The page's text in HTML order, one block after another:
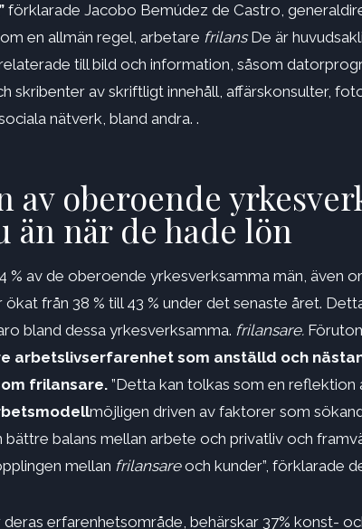
förklarade Jacobo Bemúdez de Castro,
en allmän regel, arbetare frilansDe är
till bild och information, såsom
skribenter av skriftligt innehåll, affärskonsulter,
nätverk, bland andra. .
av oberoende
än när de hade lön
% av de oberoende yrkesverksamma män, även
ökat från 38 % till 43 % under det senaste året.
bland dessa yrkesverksamma. frilansare.
arbetslivserfarenhet som anställd och
frilansare. ”Detta kan tolkas som en reflektion
möjligen driven av faktorer som
bättre balans mellan arbete och privatliv och
mellan frilansareoch kunder”, förklarade
erfarenhetsområde, behärskar 37% konst-